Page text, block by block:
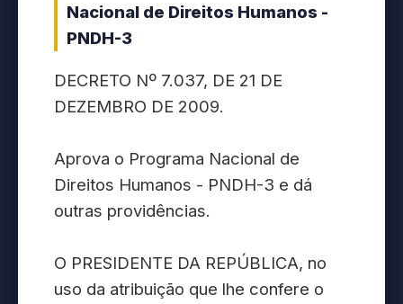
Nacional de Direitos Humanos -
PNDH-3
DECRETO Nº 7.037, DE 21 DE
DEZEMBRO DE 2009.
Aprova o Programa Nacional de
Direitos Humanos - PNDH-3 e dá
outras providências.
O PRESIDENTE DA REPÚBLICA, no
uso da atribuição que lhe confere o